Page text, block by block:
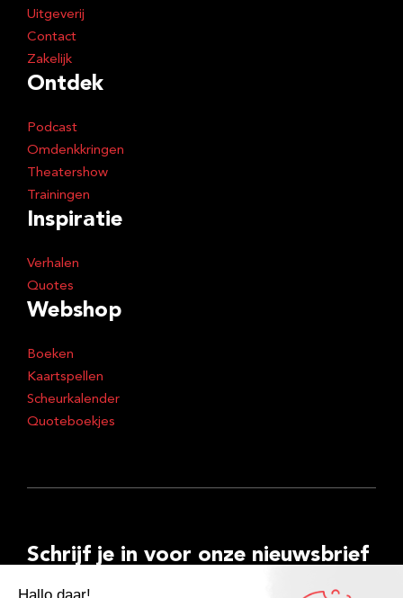
Uitgeverij
Contact
Zakelijk
Ontdek
Podcast
Omdenkkringen
Theatershow
Trainingen
Inspiratie
Verhalen
Quotes
Webshop
Boeken
Kaartspellen
Scheurkalender
Quoteboekjes
Schrijf je in voor onze nieuwsbrief